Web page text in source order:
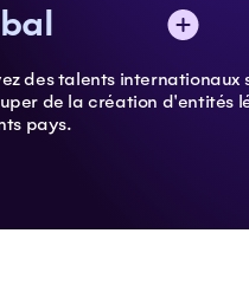
des talents internationaux
de la création d'entités
pays.